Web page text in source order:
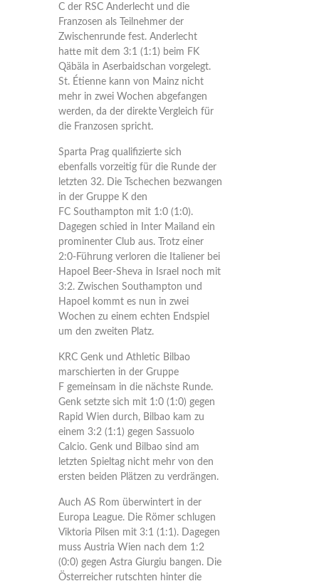
C der RSC Anderlecht und die
Franzosen als Teilnehmer der
Zwischenrunde fest. Anderlecht
hatte mit dem 3:1 (1:1) beim FK
Qäbäla in Aserbaidschan vorgelegt.
St. Étienne kann von Mainz nicht
mehr in zwei Wochen abgefangen
werden, da der direkte Vergleich für
die Franzosen spricht.
Sparta Prag qualifizierte sich
ebenfalls vorzeitig für die Runde der
letzten 32. Die Tschechen bezwangen
in der Gruppe K den
FC Southampton mit 1:0 (1:0).
Dagegen schied in Inter Mailand ein
prominenter Club aus. Trotz einer
2:0-Führung verloren die Italiener bei
Hapoel Beer-Sheva in Israel noch mit
3:2. Zwischen Southampton und
Hapoel kommt es nun in zwei
Wochen zu einem echten Endspiel
um den zweiten Platz.
KRC Genk und Athletic Bilbao
marschierten in der Gruppe
F gemeinsam in die nächste Runde.
Genk setzte sich mit 1:0 (1:0) gegen
Rapid Wien durch, Bilbao kam zu
einem 3:2 (1:1) gegen Sassuolo
Calcio. Genk und Bilbao sind am
letzten Spieltag nicht mehr von den
ersten beiden Plätzen zu verdrängen.
Auch AS Rom überwintert in der
Europa League. Die Römer schlugen
Viktoria Pilsen mit 3:1 (1:1). Dagegen
muss Austria Wien nach dem 1:2
(0:0) gegen Astra Giurgiu bangen. Die
Österreicher rutschten hinter die